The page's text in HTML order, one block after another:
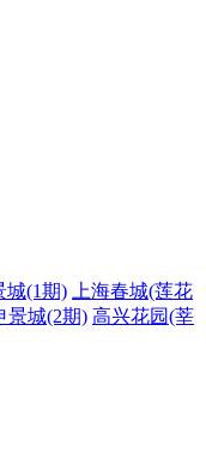
城(1期)
上海春城(莲花
景城(2期) 高兴花园(莘